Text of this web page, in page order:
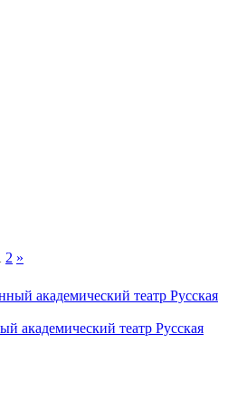
2 »
академический театр Русская